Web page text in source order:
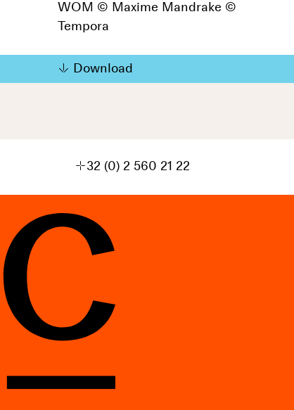
WOM © Maxime Mandrake ©
Tempora
Download
+32 (0) 2 560 21 22